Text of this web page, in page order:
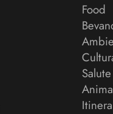
Food
Salute